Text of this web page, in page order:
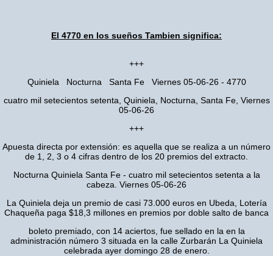
El 4770 en los sueños Tambien significa:
+++
Quiniela Nocturna Santa Fe Viernes 05-06-26 - 4770
cuatro mil setecientos setenta, Quiniela, Nocturna, Santa Fe, Viernes
05-06-26
+++
Apuesta directa por extensión: es aquella que se realiza a un número
de 1, 2, 3 o 4 cifras dentro de los 20 premios del extracto.
Nocturna Quiniela Santa Fe - cuatro mil setecientos setenta a la
cabeza. Viernes 05-06-26
La Quiniela deja un premio de casi 73.000 euros en Ubeda, Lotería
Chaqueña paga $18,3 millones en premios por doble salto de banca
boleto premiado, con 14 aciertos, fue sellado en la en la
administración número 3 situada en la calle Zurbarán La Quiniela
celebrada ayer domingo 28 de enero.